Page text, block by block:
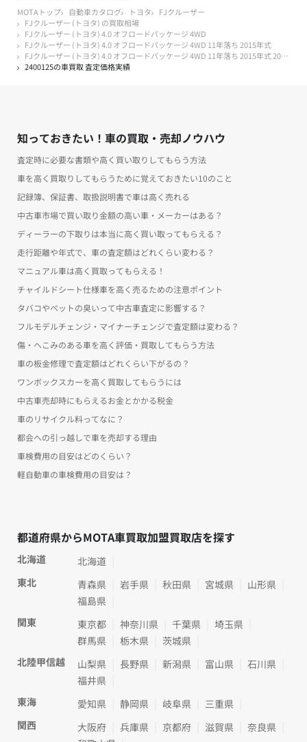
MOTAトップ
自動車カタログ トヨタ
FJクルーザー
FJクルーザー (トヨタ) の買取相場
FJクルーザー (トヨタ) 4.0 オフロードパッケージ 4WD
FJクルーザー (トヨタ) 4.0 オフロードパッケージ 4WD 11年落ち 2015年式
FJクルーザー (トヨタ) 4.0 オフロードパッケージ 4WD 11年落ち 2015年式 20万キロ以下
2400125の車買取 査定価格実績
知っておきたい！車の買取・売却ノウハウ
査定時に必要な書類や高く買い取りしてもらう方法
車を高く買取りしてもらうために覚えておきたい10のこと
記録簿、保証書、取扱説明書で車は高く売れる
中古車市場で買い取り金額の高い車・メーカーはある？
ディーラーの下取りは本当に高く買い取ってもらえる？
走行距離や年式で、車の査定額はどれくらい変わる？
マニュアル車は高く買取ってもらえる！
チャイルドシート仕様車を高く売るための注意ポイント
タバコやペットの臭いって中古車査定に影響する？
フルモデルチェンジ・マイナーチェンジで査定額は変わる？
傷・へこみのある車を高く評価・買取してもらう方法
車の板金修理で査定額はどれくらい下がるの？
ワンボックスカーを高く買取してもらうには
中古車売却時にもらえるお金とかかる税金
車のリサイクル料ってなに？
都会への引っ越しで車を売却する理由
車検費用の目安はどのくらい？
軽自動車の車検費用の目安は？
都道府県からMOTA車買取加盟買取店を探す
北海道
北海道
東北
青森県 岩手県 秋田県 宮城県
山形県
福島県
関東
東京都 神奈川県 千葉県
埼玉県
群馬県
栃木県
茨城県
北陸甲信越
山梨県 長野県 新潟県 富山県
石川県
福井県
東海
愛知県 静岡県 岐阜県
三重県
関西
大阪府 兵庫県 京都府 滋賀県
奈良県